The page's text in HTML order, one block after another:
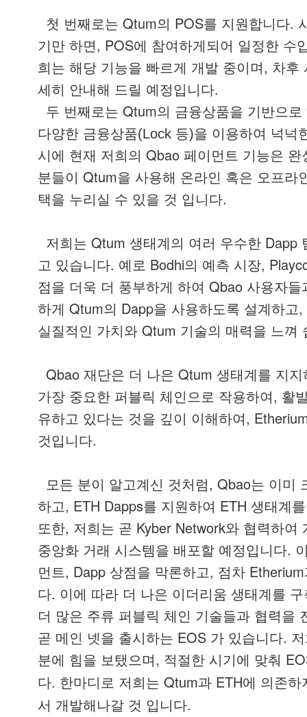
첫 번째로는 Qtum의 POS를 지원합니다.
기만 하면, POS에 참여하게되어 일정한 수
희는 해당 기능을 빠르게 개발 중이며 , 차후
세히
안내해 드릴 예정입니다.
두 번째로는 Qtum의 금융상품을 기반으로
다양한 금융상품(Lock 등)을 이용하여 넉넉
시에
현재 저희의 Qbao 페이먼트 기능은 완
분들이
Qtum을 사용해 온라인 혹은 오프라
택을 누리실 수 있을 것 입니다.
저희는 Qtum 생태계의 여러 우수한 Dapp
고 있습니다. 예로 Bodhi의 예측 시장,
점을 더욱 더 풍부하게 하여 Qbao 사용자들
하게 Qtum의 Dapp을 사용하도록 설계하고,
실질적인 가치와 Qtum 기술의 매력을 느껴
Qbao 재단은 더 나은 Qtum 생태계를 지지
가장 중요한 퍼블릭 체인으로 작용하여 , 활
유하고 있다는 것을 깊이 이해하여 ,
것입니다.
모든 분이 알고계신 것처럼, Qbao는 이미
하고, ETH Dapps를 지원하여 ETH 생태계를
또한, 저희는 곧 Kyber Network와 협력하여
중앙화 거래 시스템을 배포할 예정입니다.
먼트, Dapp 상점을 막론하고, 점차 Etherium
다. 이에 따라 더 나은 이더리움 생태계를 구
더 많은 주류 퍼블릭 체인 기술들과 협력을
곧 메인 넷을 출시하는 EOS 가 있습니다.
분에
힘을 보탰으며 , 적절한 시기에 맞춰
다. 한마디로 저희는 Qtum과 ETH에 의존
서 개발해나갈 것 입니다.